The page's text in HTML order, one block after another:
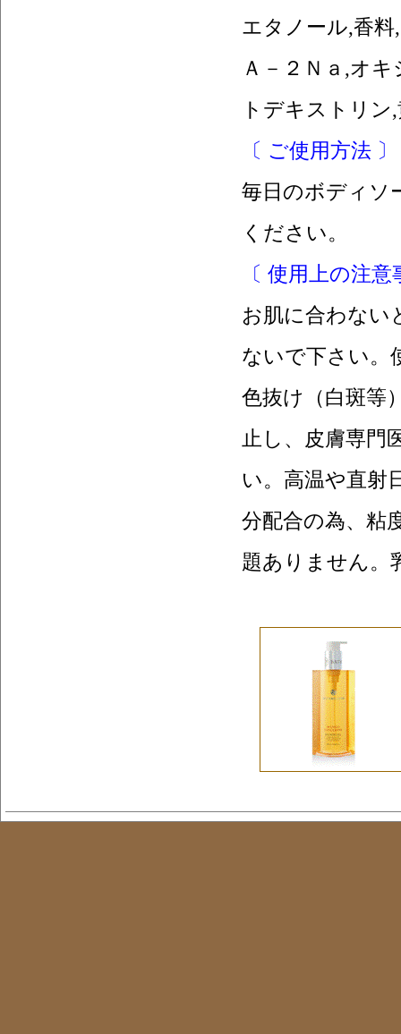
エタノール,香
Ａ－２Ｎａ,オ
トデキストリン
〔 ご使用方法 〕
毎日のボディソ
ください。
〔 使用上の注意
お肌に合わない
ないで下さい。
色抜け（白斑等
止し、皮膚専門
い。高温や直射
分配合の為、粘
題ありません。